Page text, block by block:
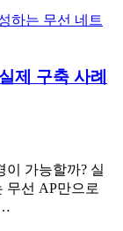
제 구축 사례
이 가능할까? 실
무선 AP만으로